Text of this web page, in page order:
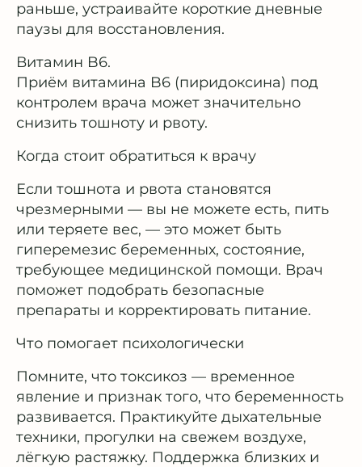
раньше, устраивайте короткие дневные
паузы для восстановления.
Витамин B6.
Приём витамина B6 (пиридоксина) под
контролем врача может значительно
снизить тошноту и рвоту.
Когда стоит обратиться к врачу
Если тошнота и рвота становятся
чрезмерными — вы не можете есть, пить
или теряете вес, — это может быть
гиперемезис беременных, состояние,
требующее медицинской помощи. Врач
поможет подобрать безопасные
препараты и корректировать питание.
Что помогает психологически
Помните, что токсикоз — временное
явление и признак того, что беременность
развивается. Практикуйте дыхательные
техники, прогулки на свежем воздухе,
лёгкую растяжку. Поддержка близких и